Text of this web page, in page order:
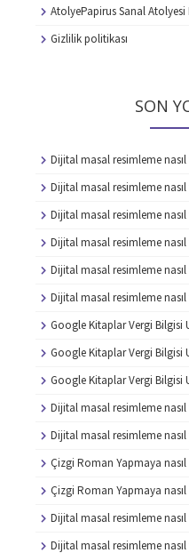
AtolyePapirus Sanal Atolyesi
Gizlilik politikası
SON
Dijital masal resimleme nasıl
Dijital masal resimleme nasıl
Dijital masal resimleme nasıl
Dijital masal resimleme nasıl
Dijital masal resimleme nasıl
Dijital masal resimleme nasıl
Google Kitaplar Vergi Bilgisi
Google Kitaplar Vergi Bilgisi
Google Kitaplar Vergi Bilgisi
Dijital masal resimleme nasıl
Dijital masal resimleme nasıl
Çizgi Roman Yapmaya nasıl
Çizgi Roman Yapmaya nasıl
Dijital masal resimleme nasıl
Dijital masal resimleme nasıl